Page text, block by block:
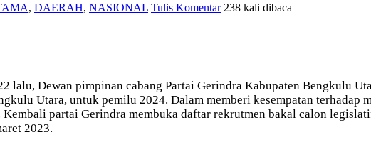
, DAERAH, NASIONAL Tulis Komentar 238 kali dibaca
lalu, Dewan pimpinan cabang Partai Gerindra Kabupaten Bengkulu
Utara, untuk pemilu 2024. Dalam memberi kesempatan terhadap
partai Gerindra membuka daftar rekrutmen bakal calon
2023.